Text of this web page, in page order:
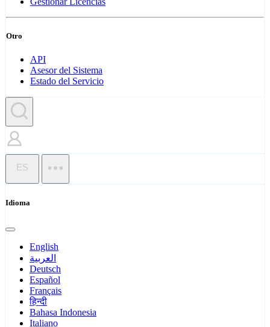
Otro
API
Asesor del Sistema
Estado del Servicio
ES
Idioma
English
العربية
Deutsch
Español
Français
हिन्दी
Bahasa Indonesia
Italiano